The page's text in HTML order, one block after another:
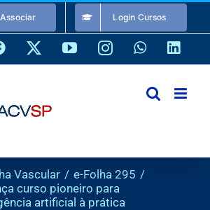
Login Cursos
Facebook YouTubeInstagramWhatsApp
Vascular
e-Folha 295
curso pioneiro para
artificial à prática